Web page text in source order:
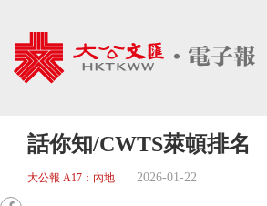
話你知/CWTS萊頓排名
大公報 A17：內地 2026-01-22